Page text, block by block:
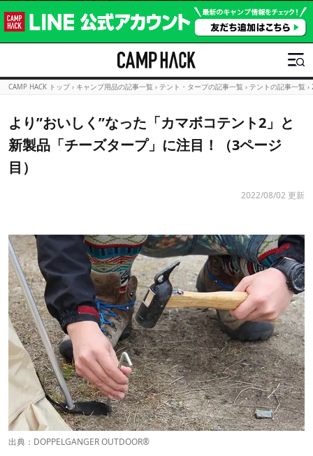
CAMP HACK トップ › キャンプ用品の記事一覧 › テント・タープの記事一覧 › テントの記事一覧 ›
より”おいしく”なった「カマボコテント2」と
新製品「チーズタープ」に注目！（3ページ
目）
2022/08/02 更新
出典： DOPPELGANGER OUTDOOR®